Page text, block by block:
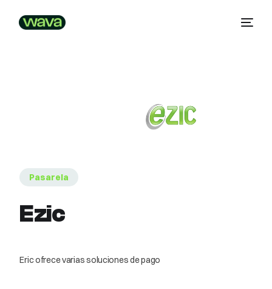
Pasarela
Ezic
Eric ofrece varias soluciones de pago